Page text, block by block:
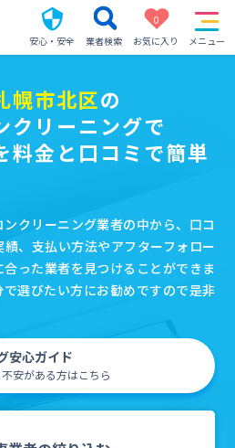
安心・安全 業者検索
0
お気に入り
メニュー
幌市北区の
クリーニングで
料金と口コミで簡単
クリーニング業者の中から、口コ
、支払い方法やアフターフォロー
った業者を見つけることができま
選びたい方にお勧めですので是非
安心ガイド
安がある方はこちら